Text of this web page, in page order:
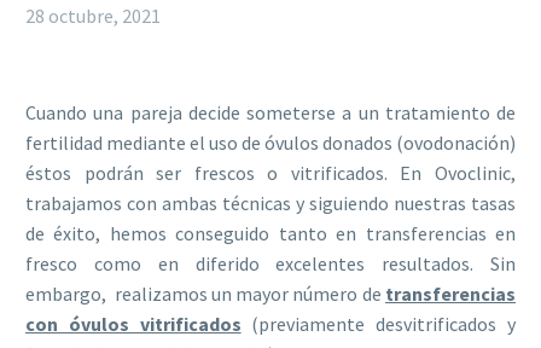
28 octubre, 2021
Cuando una pareja decide someterse a un tratamiento de
fertilidad mediante el uso de óvulos donados (ovodonación)
éstos podrán ser frescos o vitrificados. En Ovoclinic,
trabajamos con ambas técnicas y siguiendo nuestras tasas
de éxito, hemos conseguido tanto en transferencias en
fresco como en diferido excelentes resultados. Sin
embargo, realizamos un mayor número de transferencias
con óvulos vitrificados (previamente desvitrificados y